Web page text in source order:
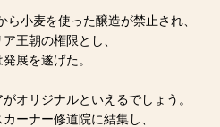
小麦を使った醸造が禁止され、
王朝の権限とし、
展を遂げた。
オリジナルといえるでしょう。
ーナー修道院に結集し、